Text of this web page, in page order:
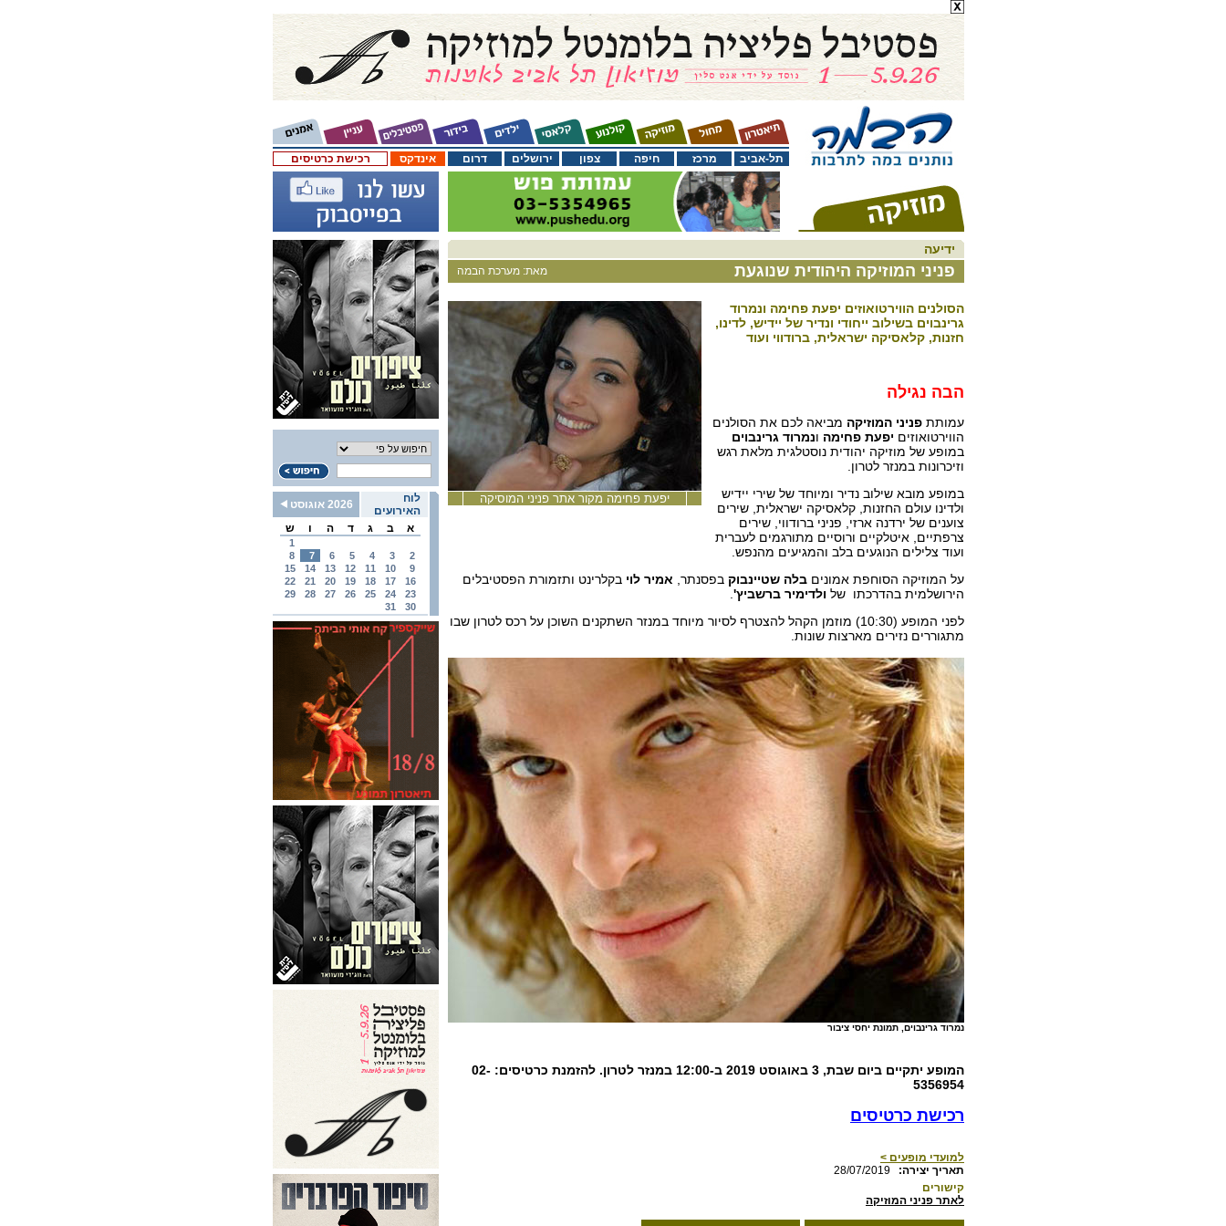
רכישת כרטיסים אינדקס דרום ירושלים צפון חיפה מרכז תל-אביב
לוח
האירועים
2026 אוגוסט
א
ב ג ד ה ו ש
1
2
3
4
5
6
7
8
9
10
11
12
13
14
15
16
17
18
19
20
21
22
23
24
25
26
27
28
29
30
31
ידיעה
מאת: מערכת הבמה פניני המוזיקה היהודית שנוגעת
יפעת פחימה מקור אתר פניני המוסיקה
הסולנים הווירטואוזים יפעת פחימה ונמרוד
גרינבוים בשילוב ייחודי ונדיר של יידיש, לדינו,
חזנות, קלאסיקה ישראלית, ברודווי ועוד
הבה נגילה
עמותת פניני המוזיקה מביאה לכם את הסולנים
הווירטואוזים יפעת פחימה ונמרוד גרינבוים
במופע של מוזיקה יהודית נוסטלגית מלאת רגש
וזיכרונות במנזר לטרון.
במופע מובא שילוב נדיר ומיוחד של שירי יידיש
ולדינו עולם החזנות, קלאסיקה ישראלית, שירים
צוענים של ירדנה ארזי, פניני ברודווי, שירים
צרפתיים, איטלקיים ורוסיים מתורגמים לעברית
ועוד צלילים הנוגעים בלב והמגיעים מהנפש.
על המוזיקה הסוחפת אמונים בלה שטיינבוק בפסנתר, אמיר לוי בקלרינט ותזמורת הפסטיבלים
הירושלמית בהדרכתו של ולדימיר ברשביץ'
לפני המופע (10:30) מוזמן הקהל להצטרף לסיור מיוחד במנזר השתקנים השוכן על רכס לטרון שבו
מתגוררים נזירים מארצות שונות.
נמרוד גרינבוים, תמונת יחסי ציבור
המופע יתקיים ביום שבת, 3 באוגוסט 2019 ב-12:00 במנזר לטרון. להזמנת כרטיסים: 02-
5356954
רכישת כרטיסים
למועדי מופעים >
28/07/2019
:תאריך יצירה
קישורים
לאתר פניני המוזיקה